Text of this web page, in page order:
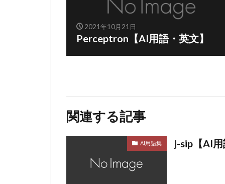
2021年10月21日
Perceptron【AI用語・英文】
関連する記事
AI用語集 j-sip【AI